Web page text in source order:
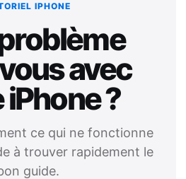
IPHONE
avec
?
ce qui ne fonctionne
à trouver rapidement le
guide.